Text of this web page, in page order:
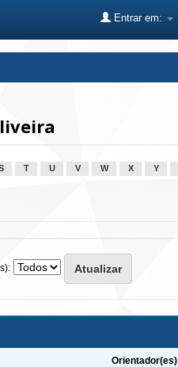
Entrar em:
T U V W X Y
Orientador(es)